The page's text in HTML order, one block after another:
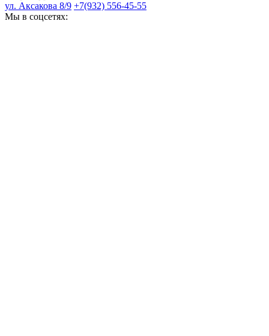
ул. Аксакова 8/9 +7(932) 556-45-55
Мы в соцсетях: